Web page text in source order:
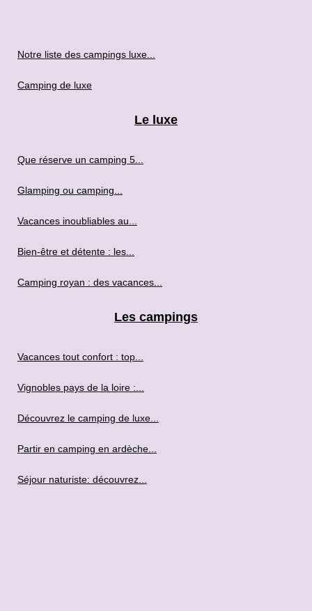
Notre liste des campings luxe...
Camping de luxe
Le luxe
Que réserve un camping 5...
Glamping ou camping...
Vacances inoubliables au...
Bien-être et détente : les...
Camping royan : des vacances...
Les campings
Vacances tout confort : top...
Vignobles pays de la loire :...
Découvrez le camping de luxe...
Partir en camping en ardèche...
Séjour naturiste: découvrez...